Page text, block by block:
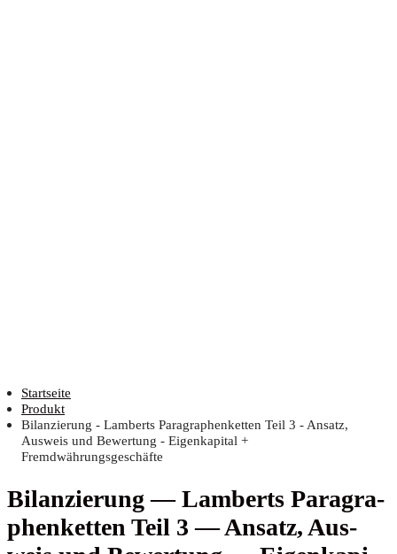
Startseite
Produkt
Bilanzierung - Lamberts Paragraphenketten Teil 3 - Ansatz,
Ausweis und Bewertung - Eigenkapital +
Fremdwährungsgeschäfte
Bilan­zie­rung — Lam­berts Para­gra­
phen­ket­ten Teil 3 — Ansatz, Aus­